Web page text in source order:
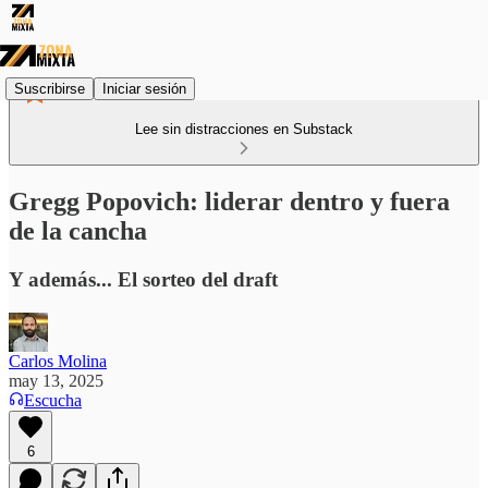
Suscribirse Iniciar sesión
Lee sin distracciones en Substack
Gregg Popovich: liderar dentro y fuera
de la cancha
Y además... El sorteo del draft
Carlos Molina
may 13, 2025
Escucha
6